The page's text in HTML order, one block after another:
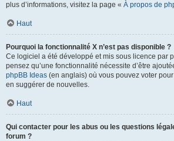
plus d’informations, visitez la page « À propos de
Haut
Pourquoi la fonctionnalité X n’est pas disponible ?
Ce logiciel a été développé et mis sous licence par
pensez qu’une fonctionnalité nécessite d’être
phpBB Ideas (en anglais) où vous pouvez voter
en suggérer de nouvelles.
Haut
Qui contacter pour les abus ou les questions
forum ?